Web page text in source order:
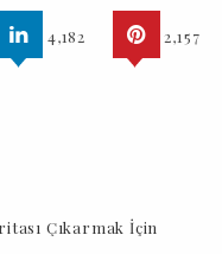
4,182 2,157
Çıkarmak İçin